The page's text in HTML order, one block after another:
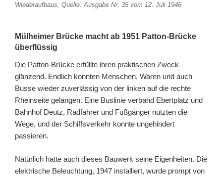
Wiederaufbaus, Quelle: Ausgabe Nr. 35 vom 12. Juli 1946
Mülheimer Brücke macht ab 1951 Patton-Brücke
überflüssig
Die Patton-Brücke erfüllte ihren praktischen Zweck
glänzend. Endlich konnten Menschen, Waren und auch
Busse wieder zuverlässig von der linken auf die rechte
Rheinseite gelangen. Eine Buslinie verband Ebertplatz und
Bahnhof Deutz, Radfahrer und Fußgänger nutzten die
Wege, und der Schiffsverkehr konnte ungehindert
passieren.
Natürlich hatte auch dieses Bauwerk seine Eigenheiten. Die
elektrische Beleuchtung, 1947 installiert, wurde prompt von